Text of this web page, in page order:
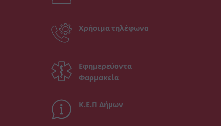
Χρήσιμα τηλέφωνα
Εφημερεύοντα
Φαρμακεία
Κ.Ε.Π Δήμων